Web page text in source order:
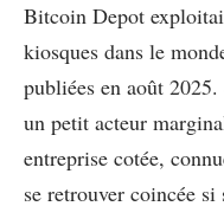
Bitcoin Depot
kiosques dans le
publiées en août
un petit acteur
entreprise cotée,
se retrouver coincée